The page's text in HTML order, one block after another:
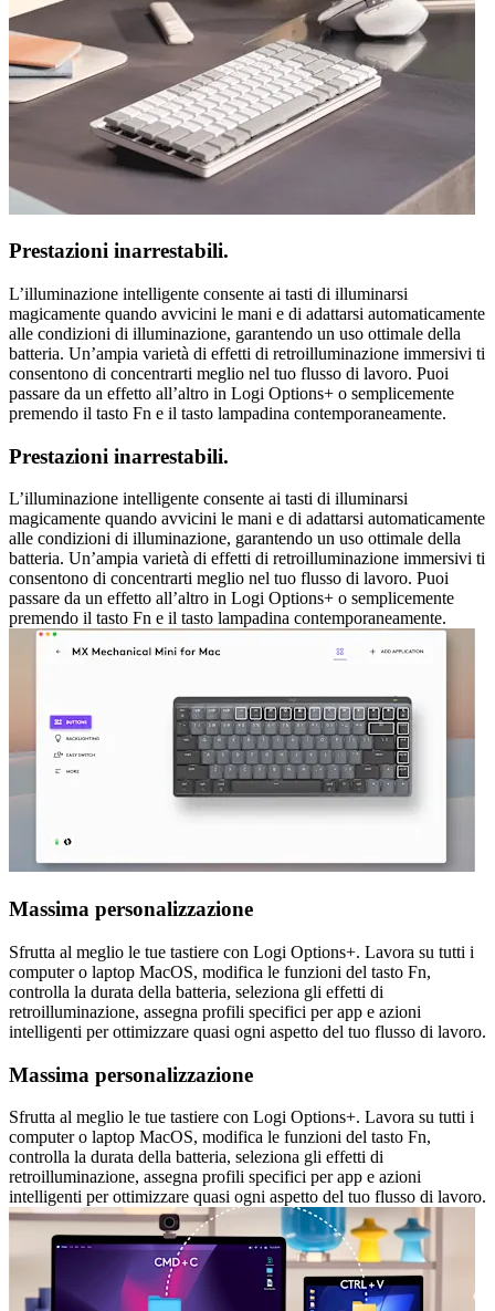
Prestazioni inarrestabili.
L’illuminazione intelligente consente ai tasti di illuminarsi
magicamente quando avvicini le mani e di adattarsi automaticamente
alle condizioni di illuminazione, garantendo un uso ottimale della
batteria. Un’ampia varietà di effetti di retroilluminazione immersivi ti
consentono di concentrarti meglio nel tuo flusso di lavoro. Puoi
passare da un effetto all’altro in Logi Options+ o semplicemente
premendo il tasto Fn e il tasto lampadina contemporaneamente.
Prestazioni inarrestabili.
L’illuminazione intelligente consente ai tasti di illuminarsi
magicamente quando avvicini le mani e di adattarsi automaticamente
alle condizioni di illuminazione, garantendo un uso ottimale della
batteria. Un’ampia varietà di effetti di retroilluminazione immersivi ti
consentono di concentrarti meglio nel tuo flusso di lavoro. Puoi
passare da un effetto all’altro in Logi Options+ o semplicemente
premendo il tasto Fn e il tasto lampadina contemporaneamente.
Massima personalizzazione
Sfrutta al meglio le tue tastiere con Logi Options+. Lavora su tutti i
computer o laptop MacOS, modifica le funzioni del tasto Fn,
controlla la durata della batteria, seleziona gli effetti di
retroilluminazione, assegna profili specifici per app e azioni
intelligenti per ottimizzare quasi ogni aspetto del tuo flusso di lavoro.
Massima personalizzazione
Sfrutta al meglio le tue tastiere con Logi Options+. Lavora su tutti i
computer o laptop MacOS, modifica le funzioni del tasto Fn,
controlla la durata della batteria, seleziona gli effetti di
retroilluminazione, assegna profili specifici per app e azioni
intelligenti per ottimizzare quasi ogni aspetto del tuo flusso di lavoro.